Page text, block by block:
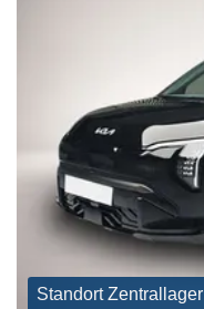
Standort Zentrallager